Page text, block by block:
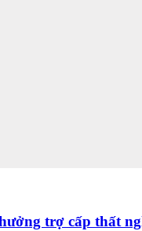
trợ cấp thất